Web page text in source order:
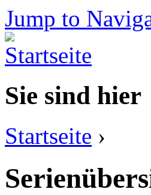
Jump to
Sie sind hier
Startseite ›